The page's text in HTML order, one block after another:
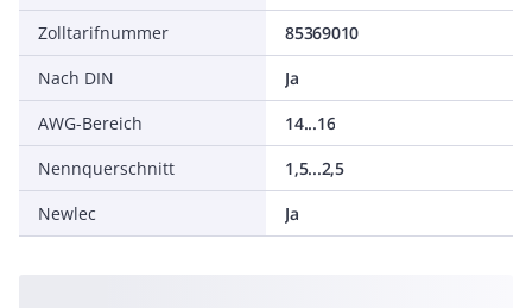
Zolltarifnummer
85369010
Nach DIN
Ja
AWG-Bereich
14...16
Nennquerschnitt
1,5...2,5
Newlec
Ja